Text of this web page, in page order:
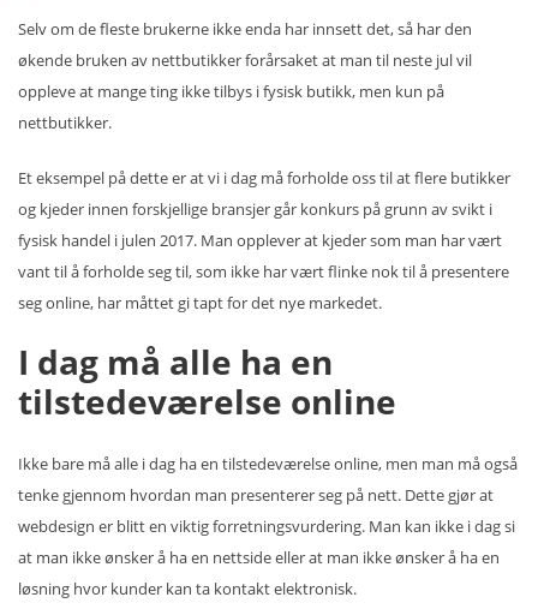
Selv om de fleste brukerne ikke enda har innsett det, så har den
økende bruken av nettbutikker forårsaket at man til neste jul vil
oppleve at mange ting ikke tilbys i fysisk butikk, men kun på
nettbutikker.
Et eksempel på dette er at vi i dag må forholde oss til at flere butikker
og kjeder innen forskjellige bransjer går konkurs på grunn av svikt i
fysisk handel i julen 2017. Man opplever at kjeder som man har vært
vant til å forholde seg til, som ikke har vært flinke nok til å presentere
seg online, har måttet gi tapt for det nye markedet.
I dag må alle ha en
tilstedeværelse online
Ikke bare må alle i dag ha en tilstedeværelse online, men man må også
tenke gjennom hvordan man presenterer seg på nett. Dette gjør at
webdesign er blitt en viktig forretningsvurdering. Man kan ikke i dag si
at man ikke ønsker å ha en nettside eller at man ikke ønsker å ha en
løsning hvor kunder kan ta kontakt elektronisk.